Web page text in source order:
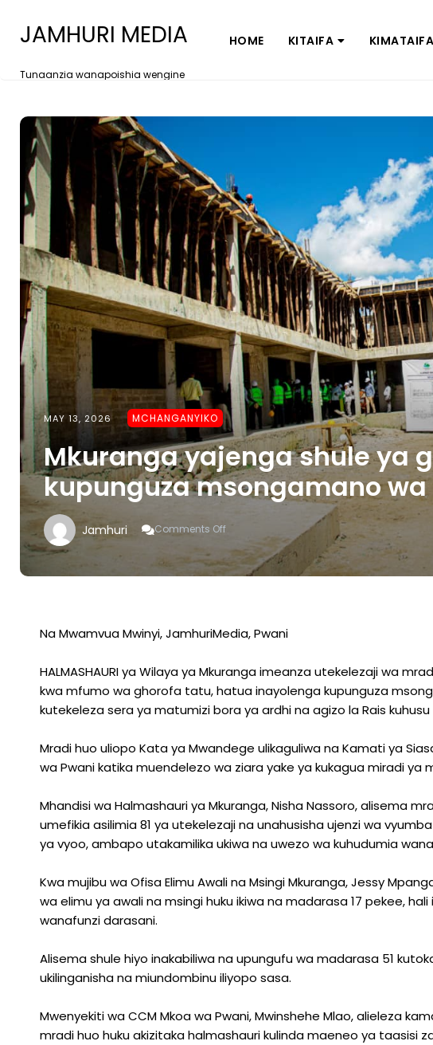
JAMHURI MEDIA
Tunaanzia wanapoishia wengine
HOME KITAIFA KIMATAIFA
MAY 13, 2026 MCHANGANYIKO
Mkuranga yajenga shule ya
kupunguza msongamano
Jamhuri Comments Off
Mkuranga
Yajenga
Shule
Kupunguza
Msongamano
Wanafunzi
Na Mwamvua Mwinyi, JamhuriMedia, Pwani
HALMASHAURI ya Wilaya ya Mkuranga imeanza utekelezaji wa
kwa mfumo wa ghorofa tatu, hatua inayolenga kupunguza
kutekeleza sera ya matumizi bora ya ardhi na agizo la Rais
Mradi huo uliopo Kata ya Mwandege ulikaguliwa na Kamati ya
wa Pwani katika muendelezo wa ziara yake ya kukagua miradi ya
Mhandisi wa Halmashauri ya Mkuranga, Nisha Nassoro, alisema
umefikia asilimia 81 ya utekelezaji na unahusisha ujenzi wa
ya vyoo, ambapo utakamilika ukiwa na uwezo wa kuhudumia
Kwa mujibu wa Ofisa Elimu Awali na Msingi Mkuranga, Jessy
wa elimu ya awali na msingi huku ikiwa na madarasa 17 pekee,
wanafunzi darasani.
Alisema shule hiyo inakabiliwa na upungufu wa madarasa 51
ukilinganisha na miundombinu iliyopo sasa.
Mwenyekiti wa CCM Mkoa wa Pwani, Mwinshehe Mlao, alieleza
mradi huo huku akizitaka halmashauri kulinda maeneo ya taasisi